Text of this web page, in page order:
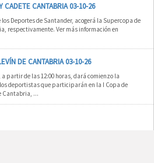
CADETE CANTABRIA 03-10-26
los Deportes de Santander, acogerá la Supercopa de
respectivamente. Ver más información en
DE CANTABRIA 03-10-26
partir de las 12:00 horas, dará comienzo la
deportistas que participarán en la I Copa de
Cantabria, ...